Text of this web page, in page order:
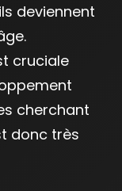
deviennent
cruciale
cherchant
donc très